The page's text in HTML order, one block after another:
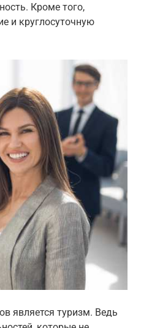
Кроме того,
и круглосуточную
является туризм. Ведь